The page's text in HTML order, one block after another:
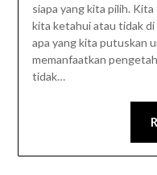
siapa yang kita pilih.
kita ketahui atau tidak
apa yang kita putuskan
memanfaatkan
tidak…